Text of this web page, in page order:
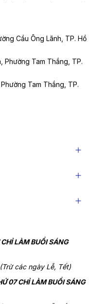
Cầu Ông Lãnh, TP. Hồ
Phường Tam Thắng, TP.
Tam Thắng, TP.
LÀM BUỔI SÁNG
các ngày Lễ, Tết)
07 CHỈ LÀM BUỔI SÁNG